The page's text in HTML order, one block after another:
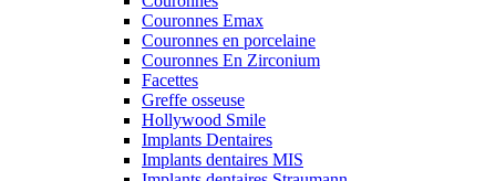
Couronnes Emax
Couronnes en porcelaine
Couronnes En Zirconium
Facettes
Greffe osseuse
Hollywood Smile
Implants Dentaires
Implants dentaires MIS